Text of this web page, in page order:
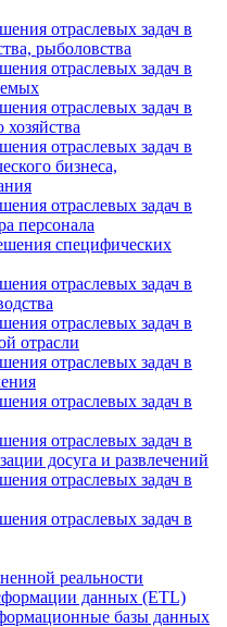
отраслевых задач в
рыболовства
отраслевых задач в
отраслевых задач в
отраслевых задач в
бизнеса,
отраслевых задач в
персонала
специфических
отраслевых задач в
отраслевых задач в
отрасли
отраслевых задач в
отраслевых задач в
отраслевых задач в
досуга и развлечений
отраслевых задач в
отраслевых задач в
реальности
данных (ETL)
базы данных